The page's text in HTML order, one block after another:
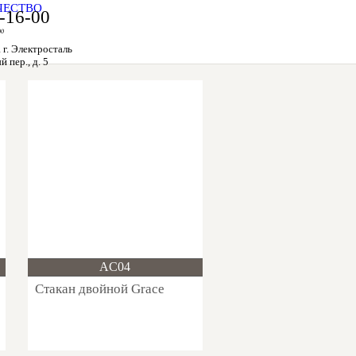
16-00
Электросталь
пер., д. 5
AC04
Стакан двойной Grace